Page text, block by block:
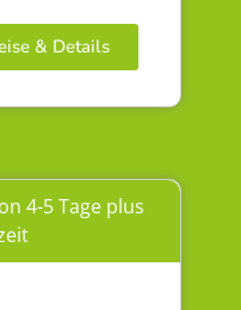
& Details
4-5 Tage plus